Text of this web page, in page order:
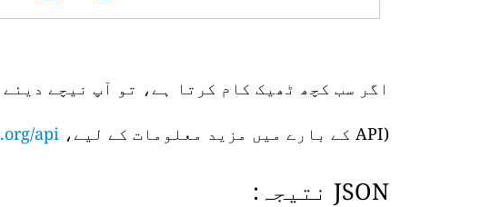
اگر سب کچھ ٹھیک کام کرتا ہے، تو آپ نیچے
(API کے بارے میں مزید معلومات کے لیے، api/
JSON نتیجہ: